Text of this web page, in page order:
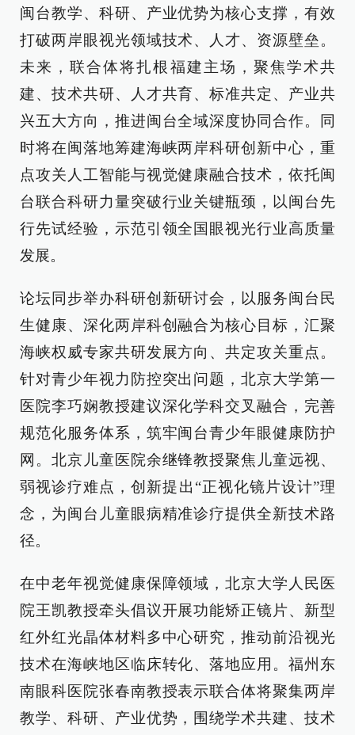
闽台教学、科研、产业优势为核心支撑，有效
打破两岸眼视光领域技术、人才、资源壁垒。
未来，联合体将扎根福建主场，聚焦学术共
建、技术共研、人才共育、标准共定、产业共
兴五大方向，推进闽台全域深度协同合作。同
时将在闽落地筹建海峡两岸科研创新中心，重
点攻关人工智能与视觉健康融合技术，依托闽
台联合科研力量突破行业关键瓶颈，以闽台先
行先试经验，示范引领全国眼视光行业高质量
发展。
论坛同步举办科研创新研讨会，以服务闽台民
生健康、深化两岸科创融合为核心目标，汇聚
海峡权威专家共研发展方向、共定攻关重点。
针对青少年视力防控突出问题，北京大学第一
医院李巧娴教授建议深化学科交叉融合，完善
规范化服务体系，筑牢闽台青少年眼健康防护
网。北京儿童医院余继锋教授聚焦儿童远视、
弱视诊疗难点，创新提出“正视化镜片设计”理
念，为闽台儿童眼病精准诊疗提供全新技术路
径。
在中老年视觉健康保障领域，北京大学人民医
院王凯教授牵头倡议开展功能矫正镜片、新型
红外红光晶体材料多中心研究，推动前沿视光
技术在海峡地区临床转化、落地应用。福州东
南眼科医院张春南教授表示联合体将聚集两岸
教学、科研、产业优势，围绕学术共建、技术